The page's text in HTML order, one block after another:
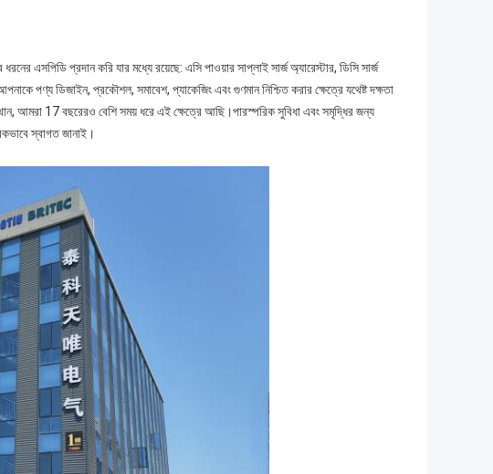
প্রদান করি যার মধ্যে রয়েছে: এসি পাওয়ার সাপ্লাই সার্জ অ্যারেস্টার, ডিসি সার্জ
পণ্য ডিজাইন, প্রকৌশল, সমাবেশ, প্যাকেজিং এবং গুণমান নিশ্চিত করার ক্ষেত্রে যথেষ্ট দক্ষতা
আমরা 17 বছরেরও বেশি সময় ধরে এই ক্ষেত্রে আছি।পারস্পরিক সুবিধা এবং সমৃদ্ধির জন্য
স্বাগত জানাই।